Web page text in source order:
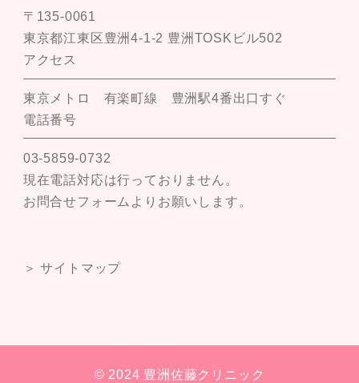
〒135-0061
東京都江東区豊洲4-1-2 豊洲TOSKビル502
アクセス
東京メトロ 有楽町線 豊洲駅4番出口すぐ
電話番号
03-5859-0732
現在電話対応は行っておりません。
お問合せフォームよりお願いします。
＞ サイトマップ
© 2024 豊洲佐藤クリニック